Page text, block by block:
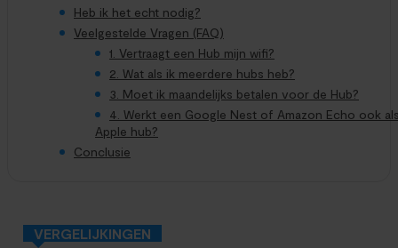
Heb ik het echt nodig?
Veelgestelde Vragen (FAQ)
1. Vertraagt een Hub mijn wifi?
2. Wat als ik meerdere hubs heb?
3. Moet ik maandelijks betalen voor de Hub?
4. Werkt een Google Nest of Amazon Echo ook
Apple hub?
Conclusie
VERGELIJKINGEN